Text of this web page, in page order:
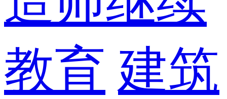
教育 建筑